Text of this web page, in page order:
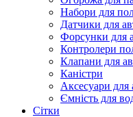
Набори для
Датчики для
Форсунки для
Контролери
Клапани для
Каністри
Аксесуари для
Ємність для
Сітки